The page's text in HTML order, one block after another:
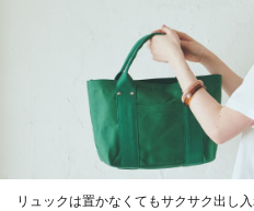
リュックは置かなくてもサクサク出し